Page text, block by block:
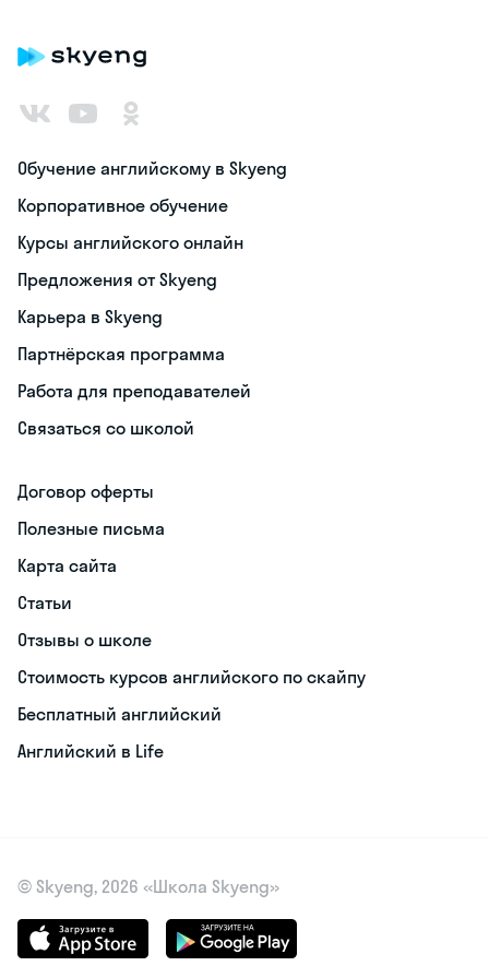
Обучение английскому в Skyeng
Корпоративное обучение
Курсы английского онлайн
Предложения от Skyeng
Карьера в Skyeng
Партнёрская программа
Работа для преподавателей
Связаться со школой
Договор оферты
Полезные письма
Карта сайта
Статьи
Отзывы о школе
Стоимость курсов английского по скайпу
Бесплатный английский
Английский в Life
© Skyeng, 2026 «Школа Skyeng»